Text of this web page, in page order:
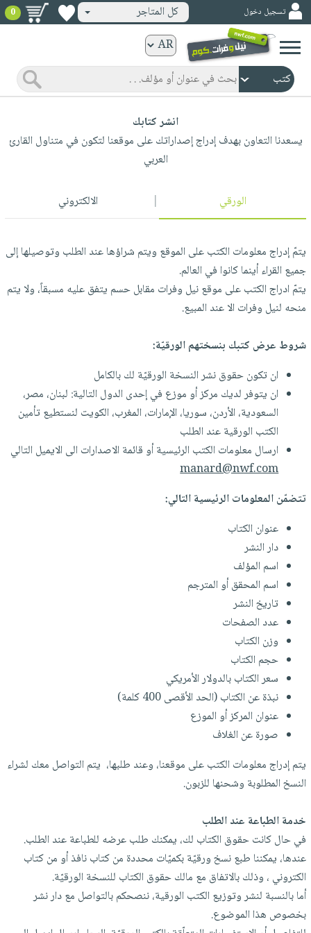
ورقية
المواضيع
صدر
الأكثر
مخفض
عروض
خاصة
صفحات
مشوقة
كتب
صندوق
القراءة
English
books
الصفحة
مبيعاً
كتب
مجانية
إختياراتنا
بلا
حدود
أسئلة
يتكرر
طرحها
تحميل
iKitab
على
Android
تحميل
iKitab
على
Apple
الصفحة
masmu3
بلا
حدود
أسئلة
يتكرر
تحميل
masmu3
على
Android
تحميل
masmu3
على
أطفال
وناشئة
الصفحة
الرئيسية
الأكثر
مبيعاً
وسائل
تعليمية
صندوق
القراءة
جوائز
وسائل
تعليمية
الصحة
والعناية
الشخصية
جديد
الكل
أجهزة
العناية
الشخصية
العناية
وتصفيف
الشعر
العناية
بالجسم
العناية
بالأسنان
الحمية
والتغذية
المطبخ
والسفرة
جديد
الكل
أواني
الطهي
أدوات
الخبز
أدوات
المائدة
الأوعية
والتخزين
أدوات
المطبخ
متجر
الهدايا
أقسام
الأكثر
مبيعاً
العودة
للمدارس
اكسسوارات
كتب
منزلية
اكسسوارات
ملابس
مطرزات
حقائب
حلي
عناية
بالذات
مجاني
بنود
مختارة
اشتراكات
كل
صندوق
القراءة
بلا
حدود
بحث
نيل
وفرات
عن
الشركة
سياسة
الشركة
حسابك
لائحة
الأمنيات
تسجيل دخول كل المتاجر 0
انشر كتابك
يسعدنا التعاون بهدف إدراج إصداراتك على موقعنا لتكون في متناول القارئ
العربي
الورقي الالكتروني
يتمّ إدراج معلومات الكتب على الموقع ويتم شراؤها عند الطلب وتوصيلها إلى
جميع القراء أينما كانوا في العالم.
يتمّ ادراج الكتب على موقع نيل وفرات مقابل حسم يتفق عليه مسبقاً، ولا يتم
منحه لنيل وفرات الا عند المبيع.
شروط عرض كتبك بنسختهم الورقيّة:
ان تكون حقوق نشر النسخة الورقيّة لك بالكامل
ان يتوفر لديك مركز أو موزع في إحدى الدول التالية: لبنان، مصر،
السعودية، الأردن، سوريا، الإمارات، المغرب، الكويت لنستطيع تأمين
الكتب الورقية عند الطلب
ارسال معلومات الكتب الرئيسية أو قائمة الاصدارات الى الايميل التالي
manard@nwf.com
تتضمّن المعلومات الرئيسية التالي:
عنوان الكتاب
دار النشر
اسم المؤلف
اسم المحقق أو المترجم
تاريخ النشر
عدد الصفحات
وزن الكتاب
حجم الكتاب
سعر الكتاب بالدولار الأمريكي
نبذة عن الكتاب (الحد الأقصى 400 كلمة)
عنوان المركز أو الموزع
صورة عن الغلاف
يتم إدراج معلومات الكتب على موقعنا، وعند طلبها، يتم التواصل معك لشراء
النسخ المطلوبة وشحنها للزبون.
خدمة الطباعة عند الطلب
في حال كانت حقوق الكتاب لك، يمكنك طلب عرضه للطباعة عند الطلب.
عندها، يمكننا طبع نسخ ورقيّة بكميّات محددة من كتاب نافذ أو من كتاب
الكتروني ، وذلك بالاتفاق مع مالك حقوق الكتاب للنسخة الورقيّة.
أما بالنسبة لنشر وتوزيع الكتب الورقية، ننصحكم بالتواصل مع دار نشر
بخصوص هذا الموضوع.